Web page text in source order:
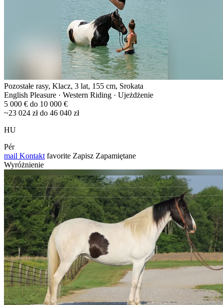
Pozostałe rasy, Klacz, 3 lat, 155 cm, Srokata
English Pleasure · Western Riding · Ujeżdżenie
5 000 € do 10 000 €
~23 024 zł do 46 040 zł
HU
Pér
mail Kontakt favorite Zapisz Zapamiętane
Wyróżnienie